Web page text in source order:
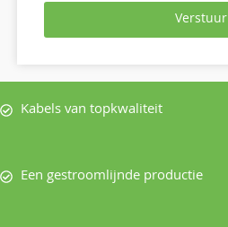
Verstuur
Kabels van topkwaliteit
Een gestroomlijnde productie